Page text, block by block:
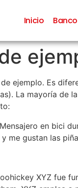
Inicio
ejemplo. Es
La mayoría de
Mensajero en bici
me gustan las
XYZ fue